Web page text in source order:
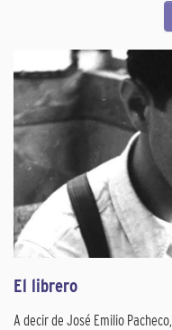
El librero
A decir de José Emilio Pacheco,